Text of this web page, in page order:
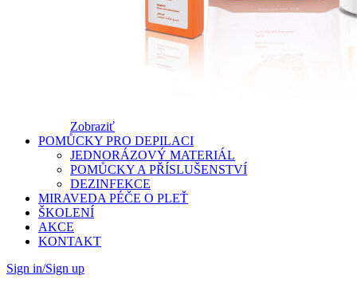
Zobraziť
POMŮCKY PRO DEPILACI
JEDNORÁZOVÝ MATERIÁL
POMŮCKY A PŘÍSLUŠENSTVÍ
DEZINFEKCE
MIRAVEDA PÉČE O PLEŤ
ŠKOLENÍ
AKCE
KONTAKT
Sign in/Sign up